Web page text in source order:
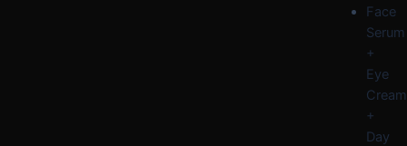
Face
Serum
+
Eye
Cream
+
Day